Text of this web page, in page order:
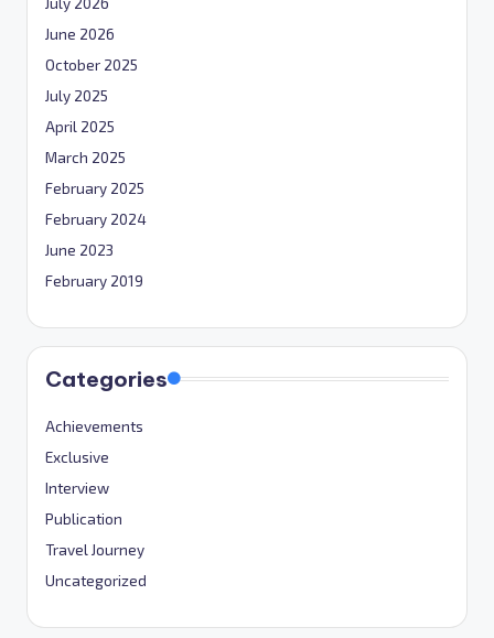
June 2026
October 2025
July 2025
April 2025
March 2025
February 2025
February 2024
June 2023
February 2019
Categories
Achievements
Exclusive
Interview
Publication
Travel Journey
Uncategorized